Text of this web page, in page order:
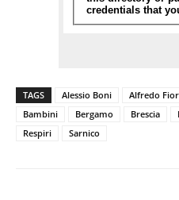
TAGS Alessio Boni Alfredo
Bambini
Bergamo Brescia
Respiri
Sarnico